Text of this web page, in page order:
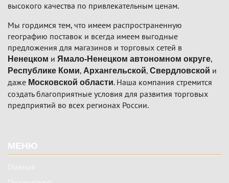
высокого качества по привлекательным ценам.
Мы гордимся тем, что имеем распространенную
географию поставок и всегда имеем выгодные
предложения для магазинов и торговых сетей в
Ненецком и Ямало-Ненецком автономном округе,
Республике Коми, Архангельской, Свердловской и
даже Московской области. Наша компания стремится
создать благоприятные условия для развития торговых
предприятий во всех регионах России.
МЕНЮ